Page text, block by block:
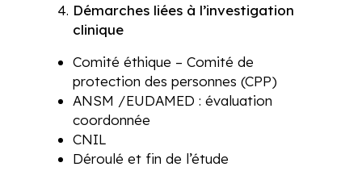
Démarches liées à l’investigation
clinique
Comité éthique – Comité de
protection des personnes (CPP)
ANSM /EUDAMED : évaluation
coordonnée
CNIL
Déroulé et fin de l’étude